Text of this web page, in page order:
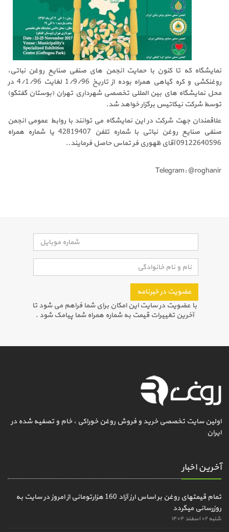
نمایشگاه که تا کنون با حمایت انجمن های صنفی صنایع روغن نباتی،
روغنکشی و کره گیاهی همراه بوده از تاریخ 1/9/96 لغایت 4/1/96 در
محل نمایشگاه های بین المللی تخصصی شهرداری تهران (بوستان گفتگو)
توسط شرکت نیکاتیس برگزار خواهد شد.
علاقمندان جهت شرکت در این نمایشگاه می توانند با روابط عمومی انجمن
صنفی صنایع روغن نباتی با شماره تلفن 42819407 یا شماره همراه
09122640596 آقای ظهوری فر تماس حاصل فرمایند..
Telegram: @roghanir
عضویت در خبرنامه
با عضویت در سایت این امکان برای شما فراهم می شود تا
آخرین تغییرات قیمت به شماره همراه شما پیامک شود .
اولین سایت تخصصی خرید و فروش روغن خوراکی ، خام و تصفیه شده در
ایران
آخرین اخبار
تمام قیمتهای روغن بر اساس ارز آزاد 160 هزارتومانی از امروز در سایت به
روزرسانی میگردد
شنبه ۰۲ اسفند ۱۴۰۴